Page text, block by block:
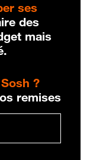
ses
des
mais
?
remises